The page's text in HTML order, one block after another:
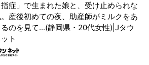
指症」で生まれた娘と、受け止められな
産後初めての夜、助産師がミルクをあ
のを見て...(静岡県・20代女性)|Jタウ
ト